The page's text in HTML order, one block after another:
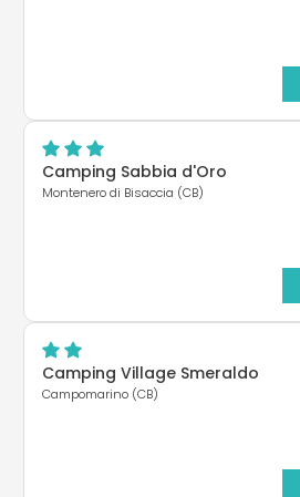
Camping Sabbia d'Oro
Montenero di Bisaccia (CB)
Camping Village Smeraldo
Campomarino (CB)